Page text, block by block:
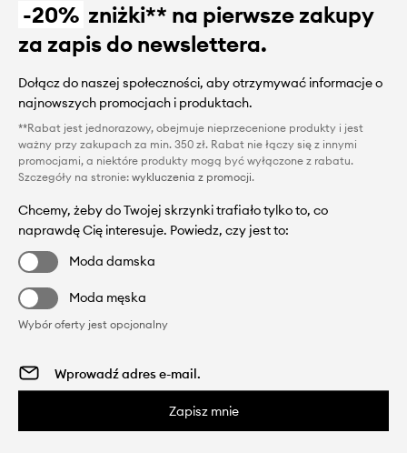
-20% zniżki** na pierwsze zakupy
za zapis do newslettera.
Dołącz do naszej społeczności, aby otrzymywać informacje o
najnowszych promocjach i produktach.
**Rabat jest jednorazowy, obejmuje nieprzecenione produkty i jest
ważny przy zakupach za min. 350 zł. Rabat nie łączy się z innymi
promocjami, a niektóre produkty mogą być wyłączone z rabatu.
Szczegóły na stronie: wykluczenia z promocji.
Chcemy, żeby do Twojej skrzynki trafiało tylko to, co
naprawdę Cię interesuje. Powiedz, czy jest to:
Moda damska
Moda męska
Wybór oferty jest opcjonalny
Zapisz mnie